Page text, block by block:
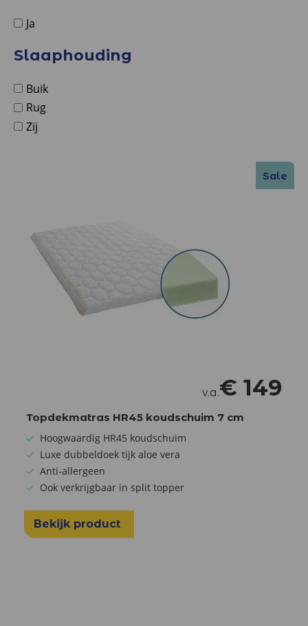
Ja
Slaaphouding
Buik
Rug
Zij
Sale
v.a.€ 149
Topdekmatras HR45 koudschuim 7 cm
Hoogwaardig HR45 koudschuim
Luxe dubbeldoek tijk aloe vera
Anti-allergeen
Ook verkrijgbaar in split topper
Bekijk product